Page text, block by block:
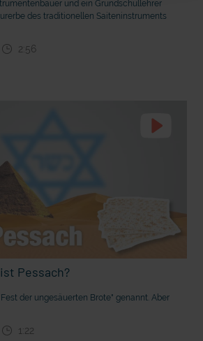
Nachhaltige Geldanlage: Rendite mit gutem Gewissen?
Ostern erleben wie vor 2000 Jahren in Jerusalem
und ein Grundschullehrer
des traditionellen Saiteninstruments
2:56
Pessach?
der ungesäuerten Brote" genannt. Aber
1:22